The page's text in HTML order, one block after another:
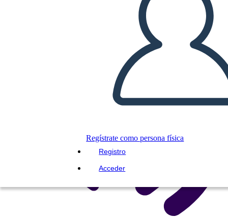
Regístrate como persona física
Registro
Acceder
LEERME